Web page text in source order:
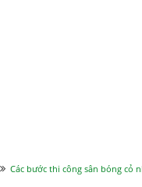
Các bước thi công sân bóng cỏ